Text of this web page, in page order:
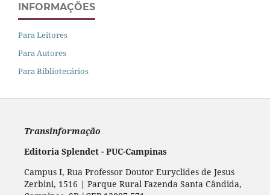
INFORMAÇÕES
Para Leitores
Para Autores
Para Bibliotecários
Transinformação
Editoria Splendet - PUC-Campinas
Campus I, Rua Professor Doutor Euryclides de Jesus
Zerbini, 1516 | Parque Rural Fazenda Santa Cândida,